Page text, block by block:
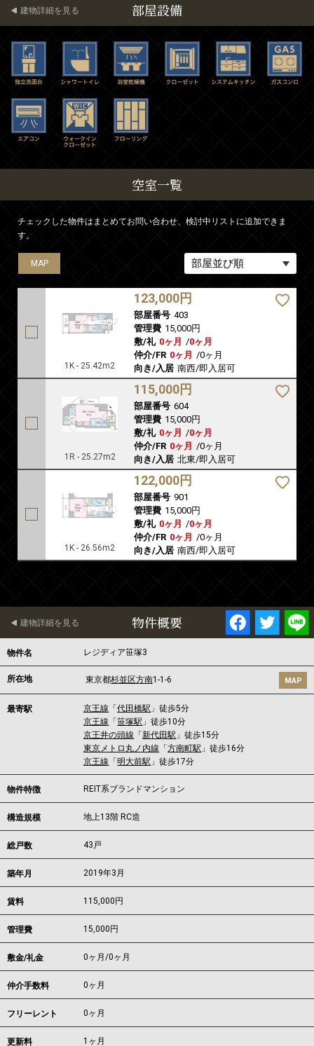
部屋設備
建物詳細を見る
空室一覧
チェックした物件はまとめてお問い合わせ、検討中リストに追加できま
す。
MAP
1K - 25.42m2
123,000円
部屋番号 403
管理費 15,000円
敷/礼 0ヶ月 /0ヶ月
仲介/FR 0ヶ月 /0ヶ月
向き/入居 南西/即入居可
MAP
1R - 25.27m2
115,000円
部屋番号 604
管理費 15,000円
敷/礼 0ヶ月 /0ヶ月
仲介/FR 0ヶ月 /0ヶ月
向き/入居 北東/即入居可
MAP
1K - 26.56m2
122,000円
部屋番号 901
管理費 15,000円
敷/礼 0ヶ月 /0ヶ月
仲介/FR 0ヶ月 /0ヶ月
向き/入居 南西/即入居可
物件概要
建物詳細を見る
物件名 レジディア笹塚3
所在地 東京都杉並区方南1-1-6 MAP
最寄駅 京王線 「代田橋駅 」徒歩5分
京王線 「笹塚駅 」徒歩10分
京王井の頭線 「新代田駅 」徒歩15分
東京メトロ丸ノ内線 「方南町駅 」徒歩16分
京王線 「明大前駅 」徒歩17分
物件特徴 REIT系ブランドマンション
構造規模 地上13階 RC造
総戸数 43戸
築年月 2019年3月
賃料 115,000 円
管理費 15,000円
敷金/礼金 0ヶ月/0ヶ月
仲介手数料 0ヶ月
フリーレント 0ヶ月
更新料 1ヶ月